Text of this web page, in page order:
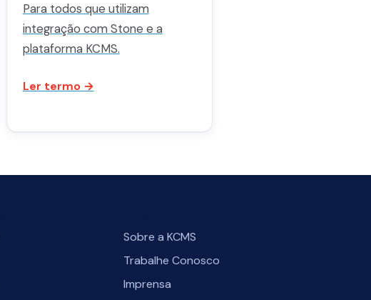
Para todos que utilizam
integração com Stone e a
plataforma KCMS.
Ler termo →
Sobre a KCMS
Trabalhe Conosco
Imprensa